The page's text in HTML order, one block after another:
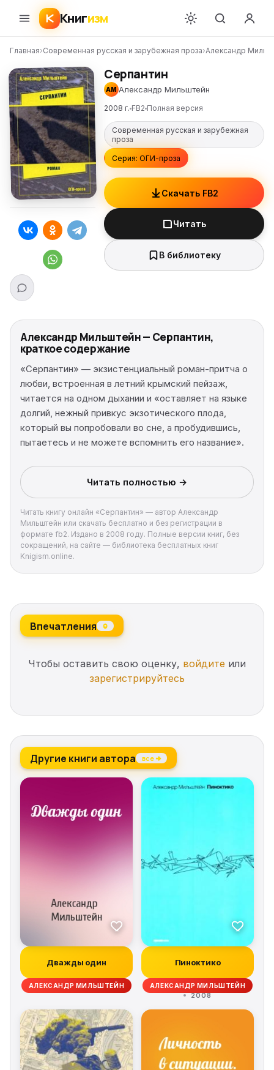
Книгизм
Главная›Современная русская и зарубежная проза›Александр
Серпантин
АМ Александр Мильштейн
2008 г. FB2 Полная версия
Современная русская и зарубежная
проза
Серия: ОГИ-проза
Скачать FB2
Читать
В библиотеку
Александр Мильштейн — Серпантин,
краткое содержание
«Серпантин» — экзистенциальный роман-притча о
любви, встроенная в летний крымский пейзаж,
читается на одном дыхании и «оставляет на языке
долгий, нежный привкус экзотического плода,
который вы попробовали во сне, а пробудившись,
пытаетесь и не можете вспомнить его название».
Читать полностью →
Читать книгу онлайн «Серпантин» — автор Александр
Мильштейн или скачать бесплатно и без регистрации в
формате fb2. Издано в 2008 году. Полные версии книг, без
сокращений, на сайте — библиотека бесплатных книг
Knigism.online.
Впечатления 0
Чтобы оставить свою оценку, войдите или
зарегистрируйтесь
Другие книги автора все →
Дважды один
АЛЕКСАНДР МИЛЬШТЕЙН
Пиноктико
АЛЕКСАНДР МИЛЬШТЕЙН
2008